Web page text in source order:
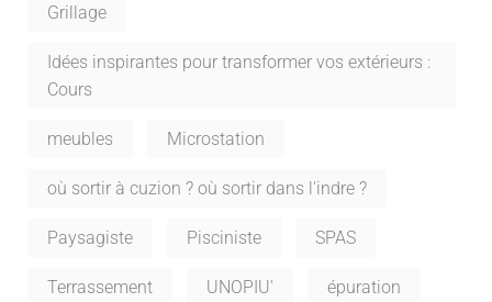
Grillage
Idées inspirantes pour transformer vos extérieurs :
Cours
meubles Microstation
où sortir à cuzion ? où sortir dans l'indre ?
Paysagiste Pisciniste SPAS
Terrassement UNOPIU' épuration